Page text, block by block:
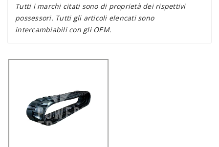
Tutti i marchi citati sono di proprietà dei rispettivi
possessori. Tutti gli articoli elencati sono
intercambiabili con gli OEM.